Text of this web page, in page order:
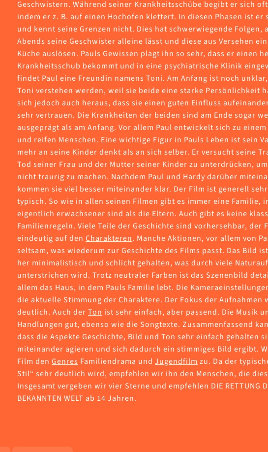
Geschwistern. Während seiner Krankheitsschübe begibt er sich
indem er z. B. auf einen Hochofen klettert. In diesen Phasen ist er
und kennt seine Grenzen nicht. Dies hat schwerwiegende Folgen,
Abends seine Geschwister alleine lässt und diese aus Versehen
Küche auslösen. Pauls Gewissen plagt ihn so sehr, dass er einen
Krankheitsschub bekommt und in eine psychiatrische Klinik
findet Paul eine Freundin namens Toni. Am Anfang ist noch
Toni verstehen werden, weil sie beide eine starke Persönlichkeit
sich jedoch auch heraus, dass sie einen guten Einfluss
sehr vertrauen. Die Krankheiten der beiden sind am Ende sogar
ausgeprägt als am Anfang. Vor allem Paul entwickelt sich zu
und reifen Menschen. Eine wichtige Figur in Pauls Leben ist sein
mehr an seine Kinder denkt als an sich selber. Er versucht seine
Tod seiner Frau und der Mutter seiner Kinder zu unterdrücken,
nicht traurig zu machen. Nachdem Paul und Hardy darüber
kommen sie viel besser miteinander klar. Der Film ist generell
typisch. So wie in allen seinen Filmen gibt es immer eine Familie,
eigentlich erwachsener sind als die Eltern. Auch gibt es keine
Familienregeln. Viele Teile der Geschichte sind vorhersehbar, der
eindeutig auf den Charakteren. Manche Aktionen, vor allem von
seltsam, was wiederum zur Geschichte des Films passt. Das Bild
her minimalistisch und schlicht gehalten, was durch viele
unterstrichen wird. Trotz neutraler Farben ist das Szenenbild
allem das Haus, in dem Pauls Familie lebt. Die
die aktuelle Stimmung der Charaktere. Der Fokus der Aufnahmen
deutlich. Auch der Ton ist sehr einfach, aber passend. Die Musik
Handlungen gut, ebenso wie die Songtexte. Zusammenfassend
dass die Aspekte Geschichte, Bild und Ton sehr einfach gehalten
miteinander agieren und sich dadurch ein stimmiges Bild ergibt.
Film den Genres Familiendrama und Jugendfilm zu. Da der
Stil“ sehr deutlich wird, empfehlen wir ihn den Menschen, die
Insgesamt vergeben wir vier Sterne und empfehlen DIE RETTUNG
BEKANNTEN WELT ab 14 Jahren.